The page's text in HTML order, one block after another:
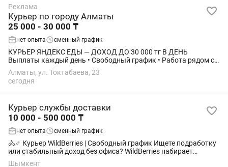
Реклама
Курьер по городу Алматы
25 000 - 30 000 ₸
нет опыта сменный график
КУРЬЕР ЯНДЕКС ЕДЫ — ДОХОД ДО 30 000 тг В ДЕНЬ
Выплаты каждый день • Свободный график • Работа рядом с
домом Ищем курьеров в команду Яндекс Еды. Работать
можно пешком, на велосипеде, самокате,...
Алматы, ул. Токтабаева, 23
сегодня
Курьер службы доставки
10 000 - 500 000 ₸
нет опыта сменный график
🚴♂️ Курьер WildBerries | Свободный график Ищете подработку
или стабильный доход без офиса? WildBerries набирает
курьеров 💜 Что нужно делать: 📦 Забирать заказы из
Шымкент